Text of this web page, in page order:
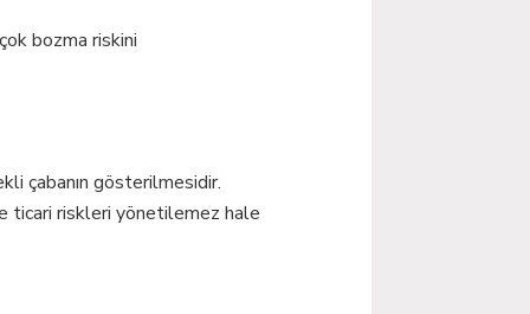
bozma riskini
çabanın gösterilmesidir.
ticari riskleri yönetilemez hale